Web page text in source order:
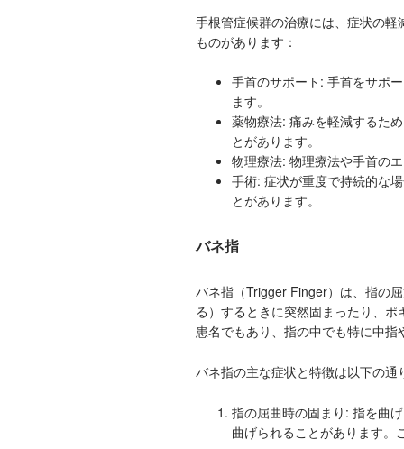
手根管症候群の治療には、症状の
ものがあります：
手首のサポート: 手首をサポ
ます。
薬物療法: 痛みを軽減するた
とがあります。
物理療法: 物理療法や手首の
手術: 症状が重度で持続的な
とがあります。
バネ指
バネ指（Trigger Finger）は、指の
る）するときに突然固まったり、
患名でもあり、指の中でも特に中
バネ指の主な症状と特徴は以下の通
指の屈曲時の固まり: 指を曲
曲げられることがあります。